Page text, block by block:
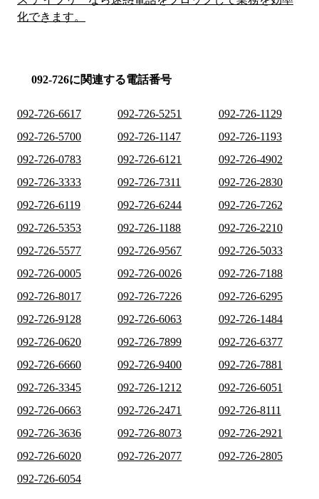
化できます。
092-726に関連する電話番号
092-726-6617 092-726-5251
092-726-1129
092-726-5700
092-726-1147
092-726-1193
092-726-0783
092-726-6121
092-726-4902
092-726-3333
092-726-7311
092-726-2830
092-726-6119
092-726-6244
092-726-7262
092-726-5353
092-726-1188
092-726-2210
092-726-5577
092-726-9567
092-726-5033
092-726-0005
092-726-0026
092-726-7188
092-726-8017
092-726-7226
092-726-6295
092-726-9128
092-726-6063
092-726-1484
092-726-0620
092-726-7899
092-726-6377
092-726-6660
092-726-9400
092-726-7881
092-726-3345
092-726-1212
092-726-6051
092-726-0663
092-726-2471
092-726-8111
092-726-3636
092-726-8073
092-726-2921
092-726-6020
092-726-2077
092-726-2805
092-726-6054